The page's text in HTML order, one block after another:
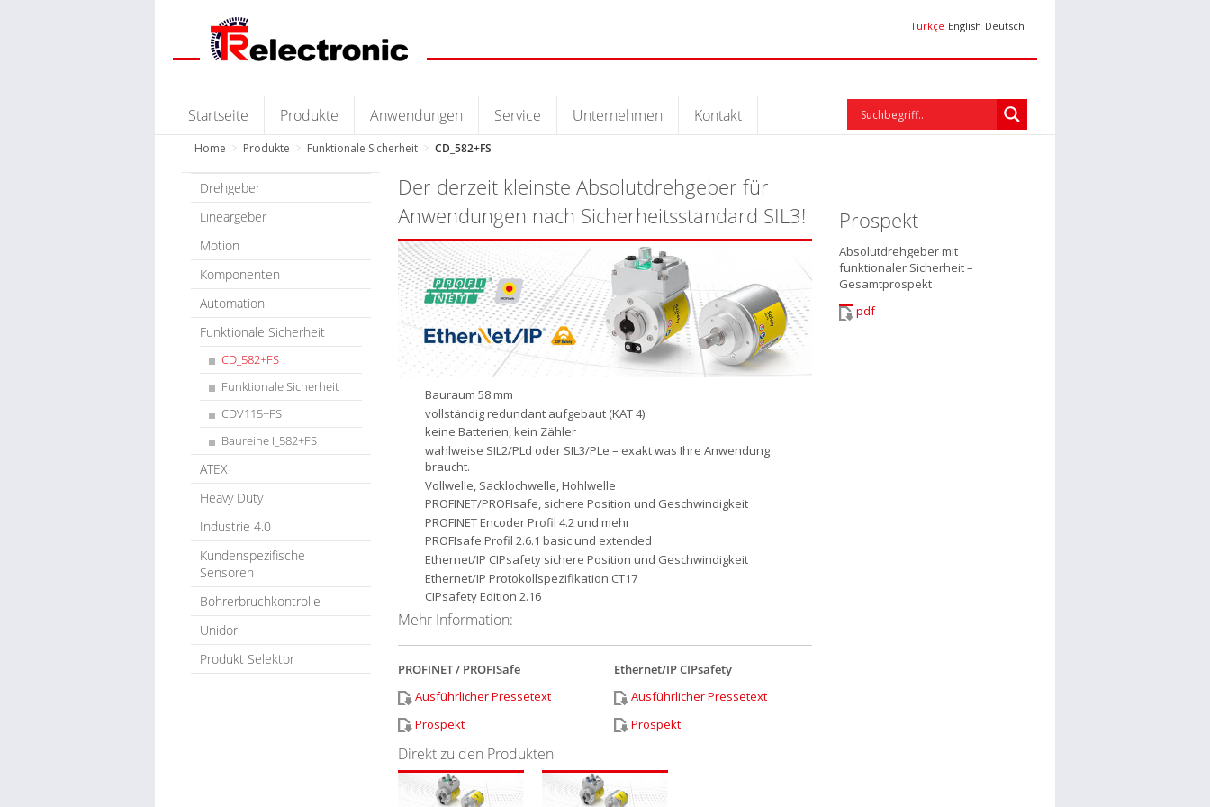
Türkçe English Deutsch
Startseite Produkte Anwendungen Service Unternehmen Kontakt
Home > Produkte > Funktionale Sicherheit > CD_582+FS
Drehgeber
Lineargeber
Motion
Komponenten
Automation
Funktionale Sicherheit
CD_582+FS
Funktionale Sicherheit
CDV115+FS
Baureihe I_582+FS
ATEX
Heavy Duty
Industrie 4.0
Kundenspezifische
Sensoren
Bohrerbruchkontrolle
Unidor
Produkt Selektor
Der derzeit kleinste Absolutdrehgeber für
Anwendungen nach Sicherheitsstandard SIL3!
Bauraum 58 mm
vollständig redundant aufgebaut (KAT 4)
keine Batterien, kein Zähler
wahlweise SIL2/PLd oder SIL3/PLe – exakt was Ihre Anwendung
braucht.
Vollwelle, Sacklochwelle, Hohlwelle
PROFINET/PROFIsafe, sichere Position und Geschwindigkeit
PROFINET Encoder Profil 4.2 und mehr
PROFIsafe Profil 2.6.1 basic und extended
Ethernet/IP CIPsafety sichere Position und Geschwindigkeit
Ethernet/IP Protokollspezifikation CT17
CIPsafety Edition 2.16
Mehr Information:
PROFINET / PROFISafe
Ausführlicher Pressetext
Prospekt
Ethernet/IP CIPsafety
Ausführlicher Pressetext
Prospekt
Direkt zu den Produkten
Prospekt
Absolutdrehgeber mit
funktionaler Sicherheit –
Gesamtprospekt
pdf